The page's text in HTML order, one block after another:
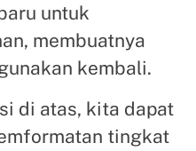
untuk
membuatnya
kembali.
di atas, kita dapat
tingkat